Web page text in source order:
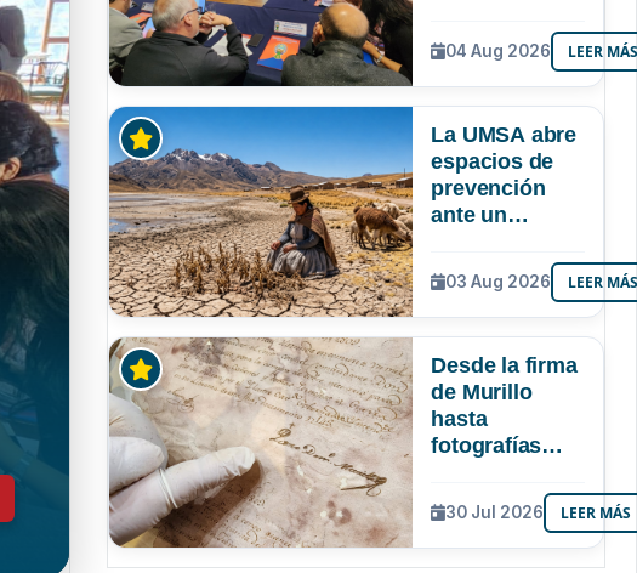
mineral que
Bolivia aún no
explora ni
04 Aug 2026 LEER
La UMSA abre
espacios de
prevención
ante un
Niño que
podría superar
a los tres
Bolivia
03 Aug 2026 LEER
Desde la firma
de Murillo
hasta
fotografías
UMSA
resguarda 6
joyas de la
30 Jul 2026 LEER MÁS